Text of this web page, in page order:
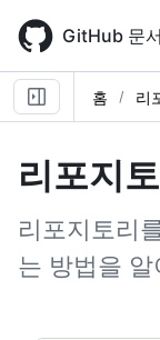
main
content
GitHub 문서
홈 리
리포지
리포지토리
는 방법을